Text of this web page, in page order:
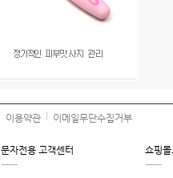
이용약관 이메일무단수집거부
문자전용 고객센터 쇼핑